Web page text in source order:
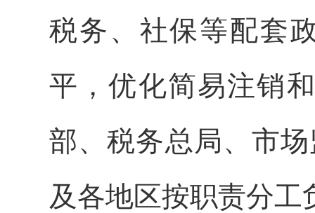
税务、社保等配套
平，优化简易注销
部、税务总局、市
及各地区按职责分工